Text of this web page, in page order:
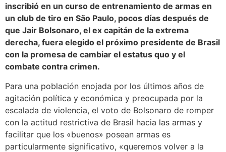
inscribió en un curso de entrenamiento de armas en
un club de tiro en São Paulo, pocos días después de
que Jair Bolsonaro, el ex capitán de la extrema
derecha, fuera elegido el próximo presidente de Brasil
con la promesa de cambiar el estatus quo y el
combate contra crimen.
Para una población enojada por los últimos años de
agitación política y económica y preocupada por la
escalada de violencia, el voto de Bolsonaro de romper
con la actitud restrictiva de Brasil hacia las armas y
facilitar que los «buenos» posean armas es
particularmente significativo, «queremos volver a la